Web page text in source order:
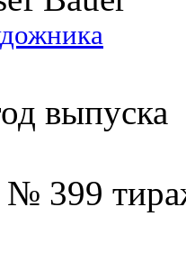
выпуска
399